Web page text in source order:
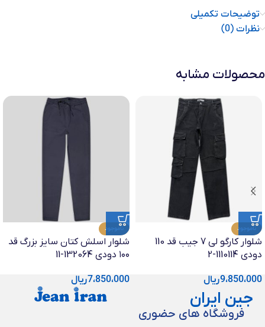
توضیحات تکمیلی
نظرات (0)
محصولات مشابه
ناموجود
شلوار کارگو لی 7 جیب قد 110
دودی 1110114-2
9،850،000ریال
ناموجود
شلوار اسلش کتان سایز بزرگ قد
۱۰۰ دودی 132064-11
7،850،000ریال
جین ایران
فروشگاه های حضوری